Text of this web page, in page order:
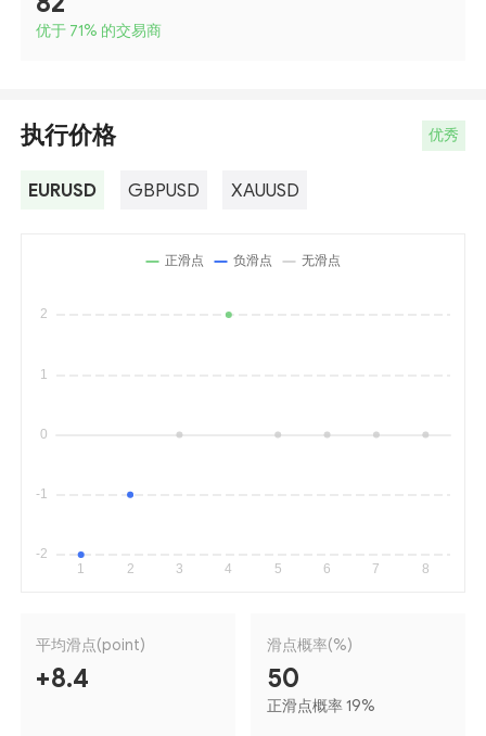
优于 71% 的交易商
执行价格 优秀
EURUSD GBPUSD XAUUSD
平均滑点(point)
+8.4
滑点概率(%)
50
正滑点概率 19%